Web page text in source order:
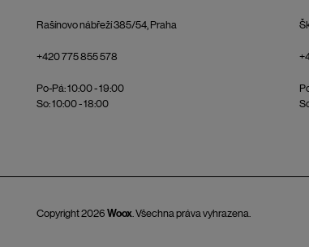
Rašínovo nábřeží 385/54, Praha
+420 775 855 578
Po-Pá: 10:00 - 19:00
So: 10:00 - 18:00
Copyright 2026 Woox. Všechna práva vyhrazena.